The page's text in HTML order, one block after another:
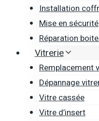
Installation
Mise en sécurité
Réparation
Vitrerie
Remplacement
Dépannage
Vitre cassée
Vitre d’insert